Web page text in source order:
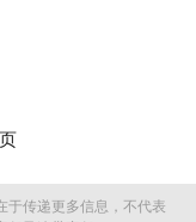
于传递更多信息，不代表